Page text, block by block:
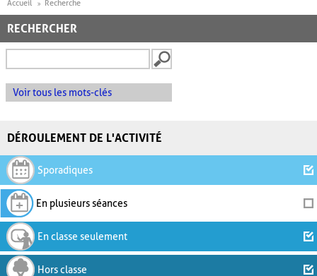
Accueil Recherche
RECHERCHER
Voir tous les mots-clés
DÉROULEMENT DE L'ACTIVITÉ
Sporadiques
En plusieurs séances
En classe seulement
Hors classe